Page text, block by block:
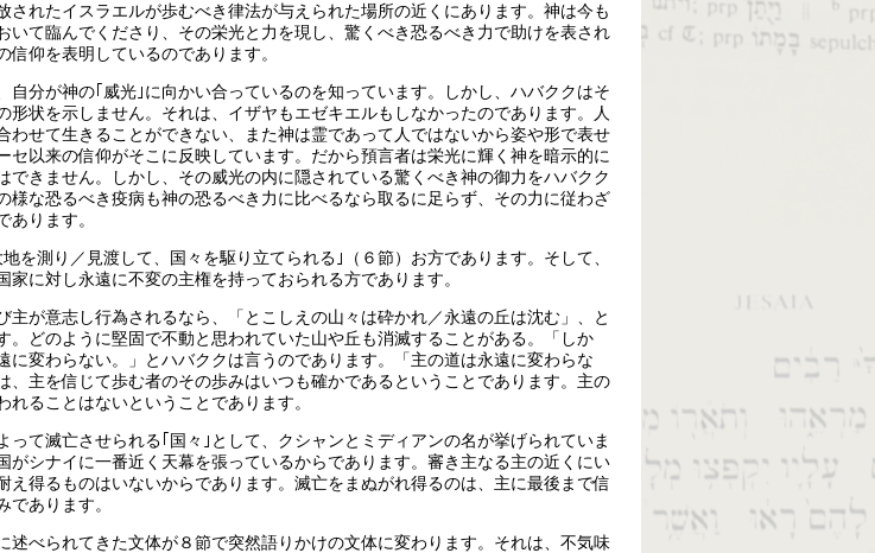
されたイスラエルが歩むべき律法が与えられた場所の近くにあります。神は今も
いて臨んでくださり、その栄光と力を現し、驚くべき恐るべき力で助けを表され
信仰を表明しているのであります。
自分が神の｢威光｣に向かい合っているのを知っています。しかし、ハバククはそ
形状を示しません。それは、イザヤもエゼキエルもしなかったのであります。人
わせて生きることができない、また神は霊であって人ではないから姿や形で表せ
セ以来の信仰がそこに反映しています。だから預言者は栄光に輝く神を暗示的に
できません。しかし、その威光の内に隠されている驚くべき神の御力をハバクク
様な恐るべき疫病も神の恐るべき力に比べるなら取るに足らず、その力に従わざ
あります。
を測り／見渡して、国々を駆り立てられる｣（６節）お方であります。そして、
家に対し永遠に不変の主権を持っておられる方であります。
主が意志し行為されるなら、「とこしえの山々は砕かれ／永遠の丘は沈む」、と
。どのように堅固で不動と思われていた山や丘も消滅することがある。「しか
に変わらない。」とハバククは言うのであります。「主の道は永遠に変わらな
、主を信じて歩む者のその歩みはいつも確かであるということであります。主の
れることはないということであります。
って滅亡させられる｢国々｣として、クシャンとミディアンの名が挙げられていま
がシナイに一番近く天幕を張っているからであります。審き主なる主の近くにい
え得るものはいないからであります。滅亡をまぬがれ得るのは、主に最後まで信
であります。
述べられてきた文体が８節で突然語りかけの文体に変わります。それは、不気味